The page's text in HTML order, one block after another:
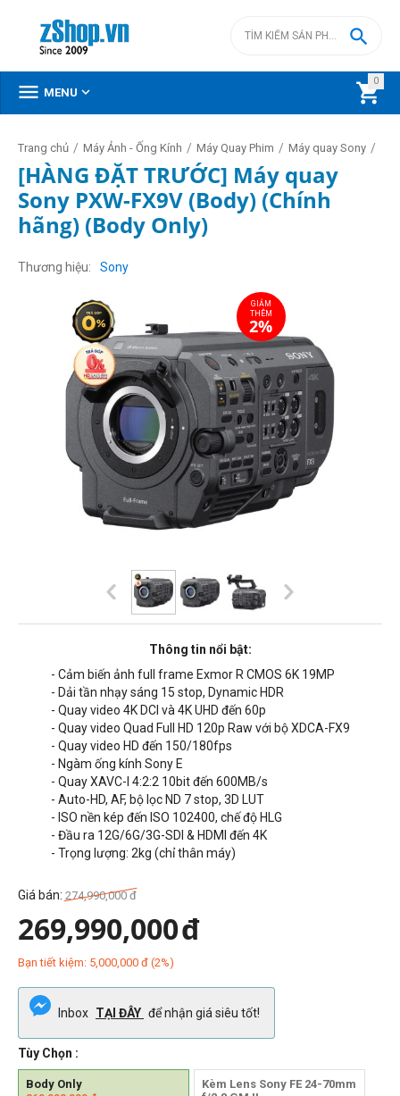
0


 MENU 
Trang chủ / Máy Ảnh - Ống Kính / Máy Quay Phim / Máy quay Sony /
[HÀNG ĐẶT TRƯỚC] Máy quay
Sony PXW-FX9V (Body) (Chính
hãng) (Body Only)
Thương hiệu Sony
Thông tin nổi bật:
- Cảm biến ảnh full frame Exmor R CMOS 6K 19MP
- Dải tần nhạy sáng 15 stop, Dynamic HDR
- Quay video 4K DCI và 4K UHD đến 60p
- Quay video Quad Full HD 120p Raw với bộ XDCA-FX9
- Quay video HD đến 150/180fps
- Ngàm ống kính Sony E
- Quay XAVC-I 4:2:2 10bit đến 600MB/s
- Auto-HD, AF, bộ lọc ND 7 stop, 3D LUT
- ISO nền kép đến ISO 102400, chế độ HLG
- Đầu ra 12G/6G/3G-SDI & HDMI đến 4K
- Trọng lượng: 2kg (chỉ thân máy)
Giá bán: 274,990,000 đ
269,990,000đ
Bạn tiết kiệm: 5,000,000 đ (2%)
Inbox TẠI ĐÂY để nhận giá siêu tốt!
Tùy Chọn :
Body Only
Kèm Lens Sony FE 24-70mm